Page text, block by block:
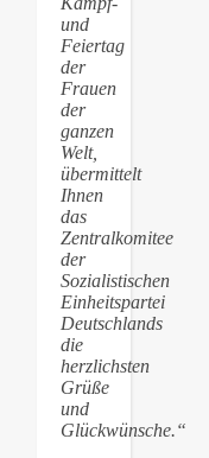
und
Feiertag
der
Frauen
der
ganzen
Welt,
übermittelt
Ihnen
das
Zentralkomitee
der
Sozialistischen
Einheitspartei
Deutschlands
die
herzlichsten
Grüße
und
Glückwünsche.“